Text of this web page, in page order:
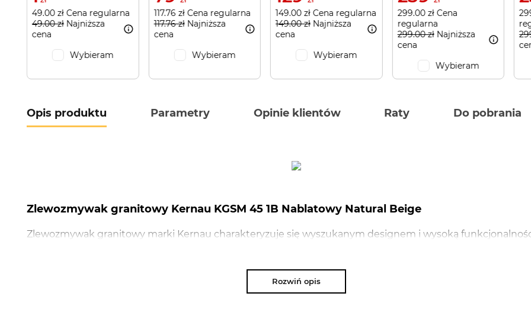
49.00 zł Cena regularna
49.00 złNajniższa
cena
Wybieram
117.76 zł Cena regularna
117.76 złNajniższa
cena
Wybieram
149.00 zł Cena regularna
149.00 złNajniższa
cena
Wybieram
299.00 zł Cena
regularna
299.00 złNajniższa
cena
Wybieram
Opis produktu Parametry Opinie klientów Raty Do pobrania
Zlewozmywak granitowy Kernau KGSM 45 1B Nablatowy Natural Beige
Zlewozmywak granitowy marki Kernau charakteryzuje się wyszukanym designem i wysoką
Rozwiń opis